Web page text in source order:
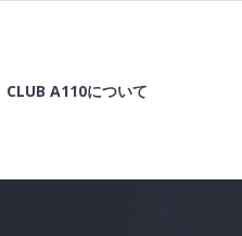
CLUB A110について